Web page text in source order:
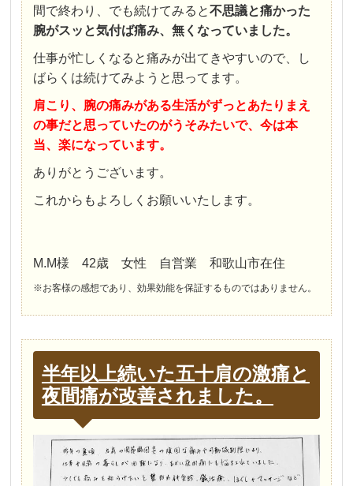
間で終わり、でも続けてみると不思議と痛かった
腕がスッと気付ば痛み、無くなっていました。
仕事が忙しくなると痛みが出てきやすいので、し
ばらくは続けてみようと思ってます。
肩こり、腕の痛みがある生活がずっとあたりまえ
の事だと思っていたのがうそみたいで、今は本
当、楽になっています。
ありがとうございます。
これからもよろしくお願いいたします。
M.M様 42歳 女性 自営業 和歌山市在住
※お客様の感想であり、効果効能を保証するものではありません。
半年以上続いた五十肩の激痛と
夜間痛が改善されました。